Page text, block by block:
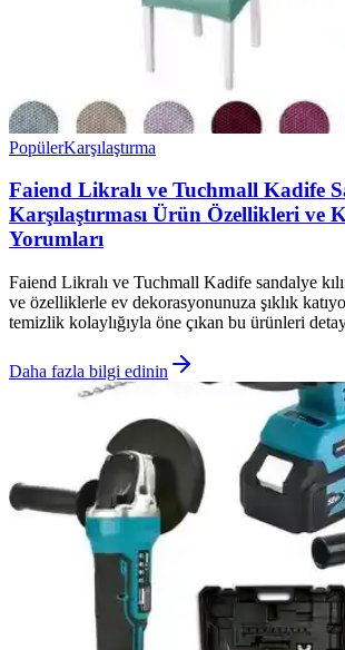
PopülerKarşılaştırma
Faiend Likralı ve Tuchmall Kadife
Karşılaştırması Ürün Özellikleri ve
Yorumları
Faiend Likralı ve Tuchmall Kadife sandalye
ve özelliklerle ev dekorasyonunuza şıklık
temizlik kolaylığıyla öne çıkan bu ürünleri
Daha fazla bilgi edinin